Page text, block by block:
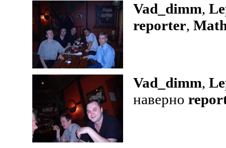
Vad_dimm,
reporter,
Vad_dimm,
наверно